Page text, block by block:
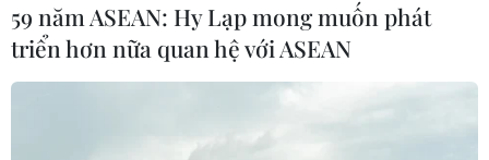
59 năm ASEAN: Hy Lạp mong muốn phát
triển hơn nữa quan hệ với ASEAN